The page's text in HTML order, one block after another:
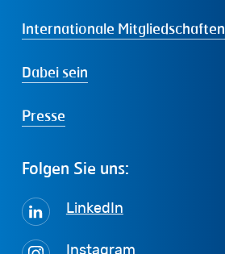
Internationale Mitgliedschaften
Dabei sein
Presse
Folgen Sie uns:
LinkedIn
Instagram